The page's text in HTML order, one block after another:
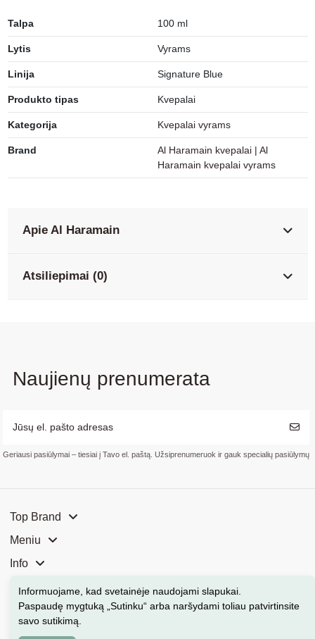
Talpa 100 ml
Lytis Vyrams
Linija Signature Blue
Produkto tipas Kvepalai
Kategorija Kvepalai vyrams
Brand Al Haramain kvepalai | Al
Haramain kvepalai vyrams
Apie Al Haramain
Atsiliepimai (0)
Naujienų prenumerata
Geriausi pasiūlymai – tiesiai į Tavo el. paštą. Užsiprenumeruok ir gauk specialių pasiūlymų
Top Brand
Meniu
Info
Mūsų parduotuvės
Kontaktai
Informuojame, kad svetainėje naudojami slapukai
Paspaudę mygtuką „Sutinku“ arba naršydami toliau patvirtinsite
savo sutikimą.